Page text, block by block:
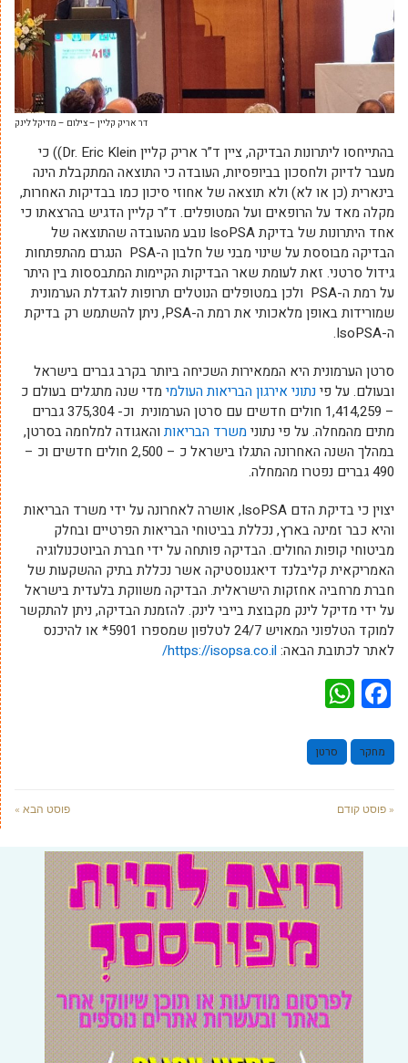
דר אריק קליין – צילום – מדיקל לינק
בהתייחסו ליתרונות הבדיקה, ציין ד”ר אריק קליין Dr. Eric Klein)) כי
מעבר לדיוק ולחסכון בביופסיות, העובדה כי התוצאה המתקבלת הינה
בינארית (כן או לא) ולא תוצאה של אחוזי סיכון כמו בבדיקות האחרות,
מקלה מאד על הרופאים ועל המטופלים. ד”ר קליין הדגיש בהרצאתו כי
אחד היתרונות של בדיקת IsoPSA נובע מהעובדה שהתוצאה של
הבדיקה מבוססת על שינוי מבני של חלבון ה-PSA הנגרם מהתפתחות
גידול סרטני. זאת לעומת שאר הבדיקות הקיימות המתבססות בין היתר
על רמת ה-PSA ולכן במטופלים הנוטלים תרופות להגדלת הערמונית
שמורידות באופן מלאכותי את רמת ה-PSA, ניתן להשתמש רק בדיקת
ה-IsoPSA.
סרטן הערמונית היא הממאירות השכיחה ביותר בקרב גברים בישראל
ובעולם. על פינתוני אירגון הבריאות העולמי מדי שנה מתגלים בעולם כ
– 1,414,259 חולים חדשים עם סרטן הערמונית וכ- 375,304 גברים
מתים מהמחלה. על פי נתונימשרד הבריאות והאגודה למלחמה בסרטן,
במהלך השנה האחרונה התגלו בישראל כ – 2,500 חולים חדשים וכ –
490 גברים נפטרו מהמחלה.
יצוין כי בדיקת הדם IsoPSA, אושרה לאחרונה על ידי משרד הבריאות
והיא כבר זמינה בארץ, נכללת בביטוחי הבריאות הפרטיים ובחלק
מביטוחי קופות החולים. הבדיקה פותחה על ידי חברת הביוטכנולוגיה
האמריקאית קליבלנד דיאגנוסטיקה אשר נכללת בתיק ההשקעות של
חברת מרחביה אחזקות הישראלית. הבדיקה משווקת בלעדית בישראל
על ידי מדיקל לינק מקבוצת בייבי לינק.להזמנת הבדיקה, ניתן להתקשר
למוקד הטלפוני המאויש 24/7 לטלפון שמספרו 5901* או להיכנס
לאתר לכתובת הבאה:https://isopsa.co.il/
Facebook
מחקר סרטן
« פוסט קודם פוסט הבא »